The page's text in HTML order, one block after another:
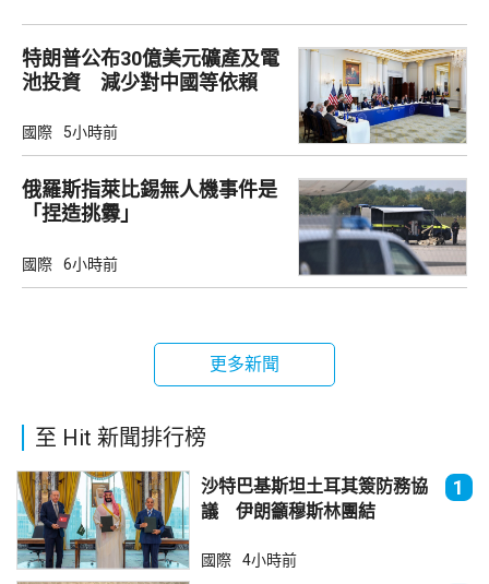
特朗普公布30億美元礦產及電
池投資 減少對中國等依賴
國際 5小時前
俄羅斯指萊比錫無人機事件是
「捏造挑釁」
國際 6小時前
更多新聞
至 Hit 新聞排行榜
沙特巴基斯坦土耳其簽防務協
議 伊朗籲穆斯林團結
1
國際 4小時前